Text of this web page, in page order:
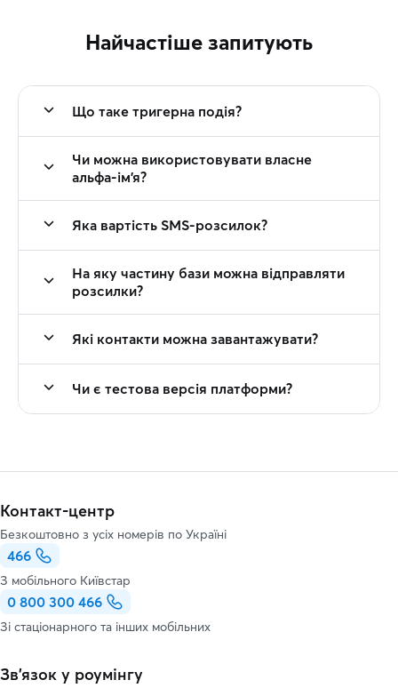
Найчастіше запитують
Що таке тригерна подія?
Чи можна використовувати власне
альфа-ім’я?
Яка вартість SMS-розсилок?
На яку частину бази можна відправляти
розсилки?
Які контакти можна завантажувати?
Чи є тестова версія платформи?
Контакт-центр
Безкоштовно з усіх номерів по Україні
466
З мобільного Київстар
0 800 300 466
Зі стаціонарного та інших мобільних
Зв’язок у роумінгу